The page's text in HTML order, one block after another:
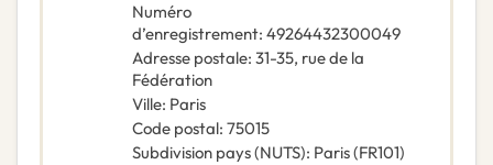
Numéro
d’enregistrement: 49264432300049
Adresse postale: 31-35, rue de la
Fédération
Ville: Paris
Code postal: 75015
Subdivision pays (NUTS): Paris(FR101)